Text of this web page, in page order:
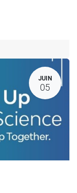
JUIN
05